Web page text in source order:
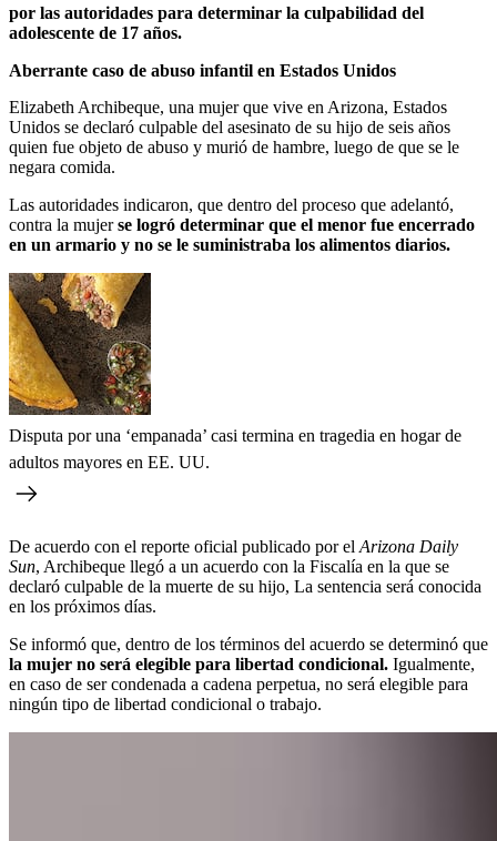
por las autoridades para determinar la culpabilidad del
adolescente de 17 años.
Aberrante caso de abuso infantil en Estados Unidos
Elizabeth Archibeque, una mujer que vive en Arizona, Estados
Unidos se declaró culpable del asesinato de su hijo de seis años
quien fue objeto de abuso y murió de hambre, luego de que se le
negara comida.
Las autoridades indicaron, que dentro del proceso que adelantó,
contra la mujerse logró determinar que el menor fue encerrado
en un armario y no se le suministraba los alimentos diarios.
Disputa por una ‘empanada’ casi termina en tragedia en hogar de
adultos mayores en EE. UU.
De acuerdo con el reporte oficial publicado por el Arizona Daily
Sun, Archibeque llegó a un acuerdo con la Fiscalía en la que se
declaró culpable de la muerte de su hijo, La sentencia será conocida
en los próximos días.
Se informó que, dentro de los términos del acuerdo se determinó que
la mujer no será elegible para libertad condicional. Igualmente,
en caso de ser condenada a cadena perpetua, no será elegible para
ningún tipo de libertad condicional o trabajo.